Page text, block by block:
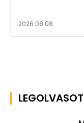
2026.08.08.